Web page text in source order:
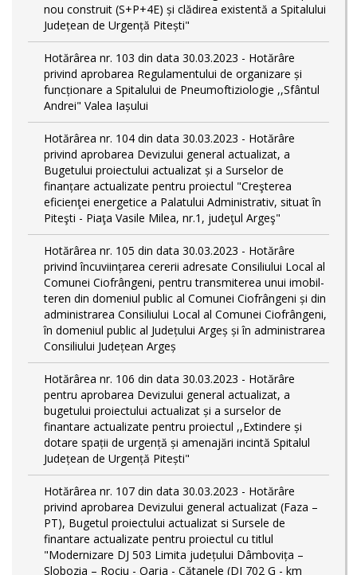
nou construit (S+P+4E) și clădirea existentă a Spitalului
Județean de Urgență Pitești"
Hotărârea nr. 103 din data 30.03.2023 - Hotărâre
privind aprobarea Regulamentului de organizare și
funcționare a Spitalului de Pneumoftiziologie ,,Sfântul
Andrei" Valea Iașului
Hotărârea nr. 104 din data 30.03.2023 - Hotărâre
privind aprobarea Devizului general actualizat, a
Bugetului proiectului actualizat și a Surselor de
finanțare actualizate pentru proiectul "Creşterea
eficienţei energetice a Palatului Administrativ, situat în
Piteşti - Piaţa Vasile Milea, nr.1, judeţul Argeş"
Hotărârea nr. 105 din data 30.03.2023 - Hotărâre
privind încuviințarea cererii adresate Consiliului Local al
Comunei Ciofrângeni, pentru transmiterea unui imobil-
teren din domeniul public al Comunei Ciofrângeni și din
administrarea Consiliului Local al Comunei Ciofrângeni,
în domeniul public al Județului Argeș și în administrarea
Consiliului Județean Argeș
Hotărârea nr. 106 din data 30.03.2023 - Hotărâre
pentru aprobarea Devizului general actualizat, a
bugetului proiectului actualizat și a surselor de
finantare actualizate pentru proiectul ,,Extindere și
dotare spații de urgență și amenajări incintă Spitalul
Județean de Urgență Pitești"
Hotărârea nr. 107 din data 30.03.2023 - Hotărâre
privind aprobarea Devizului general actualizat (Faza –
PT), Bugetul proiectului actualizat si Sursele de
finantare actualizate pentru proiectul cu titlul
"Modernizare DJ 503 Limita județului Dâmbovița –
Slobozia – Rociu - Oarja - Cătanele (DJ 702 G - km